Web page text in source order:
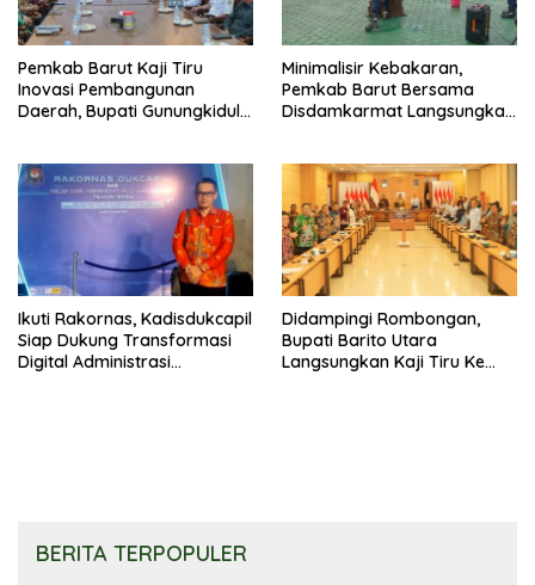
Pemkab Barut Kaji Tiru
Inovasi Pembangunan
Daerah, Bupati Gunungkidul
Lokal dan Pelestarian
Lingkungan
Minimalisir Kebakaran,
Pemkab Barut Bersama
Disdamkarmat Langsungkan
Ikuti Rakornas, Kadisdukcapil
Siap Dukung Transformasi
Digital Administrasi
Didampingi Rombongan,
Bupati Barito Utara
Langsungkan Kaji Tiru Ke
BERITA TERPOPULER